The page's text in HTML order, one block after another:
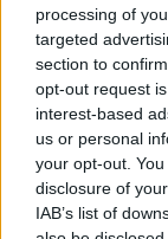
processing of
targeted
section to
opt-out request
interest-based
us or personal
your opt-out.
disclosure of
IAB’s list of